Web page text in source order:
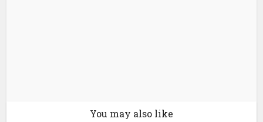
You may also like